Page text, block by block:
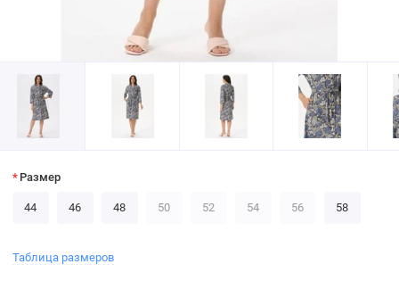
Размер
44 46 48 50 52 54 56 58
Таблица размеров